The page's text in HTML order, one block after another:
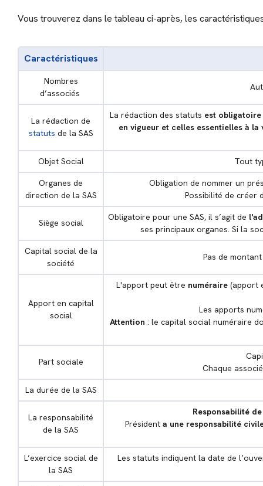
Vous trouverez dans le tableau ci-après, les
Caractéristiques
Nombres
d’associés
La rédaction de
statuts de la SAS
La rédaction des statuts est obligatoire
en vigueur et celles essentielles à la
Objet Social Tout
Organes de
direction de la SAS
Obligation de nommer un
Possibilité de créer
Siège social
Obligatoire pour une SAS, il s’agit de
ses principaux organes. Si la
Capital social de la
société
Pas de
Apport en capital
social
L'apport peut être numéraire (apport
Les apports
Attention : le capital social numéraire
Part sociale
Chaque
La durée de la SAS
La responsabilité
de la SAS
Responsabilité
Président a une responsabilité
L’exercice social de
la SAS
Les statuts indiquent la date de